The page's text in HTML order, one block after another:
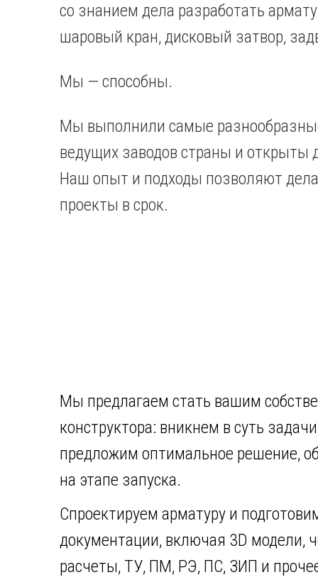
со знанием дела разработать
шаровый кран, дисковый затвор,
Мы — способны.
Мы выполнили самые
ведущих заводов страны и открыты
Наш опыт и подходы позволяют
проекты в срок.
Мы предлагаем стать вашим
конструктора: вникнем в суть
предложим оптимальное решение,
на этапе запуска.
Спроектируем арматуру и
документации, включая 3D модели,
расчеты, ТУ, ПМ, РЭ, ПС, ЗИП и